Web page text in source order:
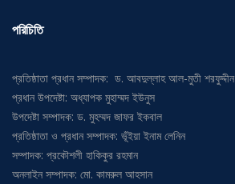
পরিচিতি
প্রতিষ্ঠাতা প্রধান সম্পাদক: ড. আবদুল্লাহ আল-মুতী শরফুদ্দীন
প্রধান উপদেষ্টা: অধ্যাপক মুহাম্মদ ইউনুস
উপদেষ্টা সম্পাদক: ড. মুহম্মদ জাফর ইকবাল
প্রতিষ্ঠাতা ও প্রধান সম্পাদক: ভূঁইয়া ইনাম লেনিন
সম্পাদক: প্রকৌশলী হাকিকুর রহমান
অনলাইন সম্পাদক: মো. কামরুল আহসান